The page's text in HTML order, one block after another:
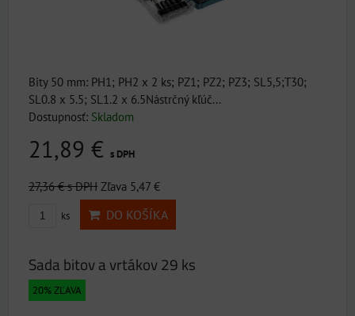
Bity 50 mm: PH1; PH2 x 2 ks; PZ1; PZ2; PZ3; SL5,5;T30;
SL0.8 x 5.5; SL1.2 x 6.5Nástrčný kľúč...
Dostupnosť: Skladom
21,89 € s DPH
27,36 €s DPH Zľava 5,47 €
ks DO KOŠÍKA
Sada bitov a vrtákov 29 ks
20% ZĽAVA